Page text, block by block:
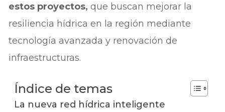
estos proyectos, que buscan mejorar la
resiliencia hídrica en la región mediante
tecnología avanzada y renovación de
infraestructuras.
Índice de temas
La nueva red hídrica inteligente